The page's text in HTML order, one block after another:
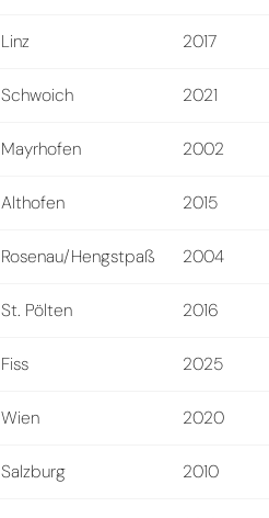
Linz 2017
Schwoich 2021
Mayrhofen 2002
Althofen 2015
Rosenau/Hengstpaß 2004
St. Pölten 2016
Fiss 2025
Wien 2020
Salzburg 2010